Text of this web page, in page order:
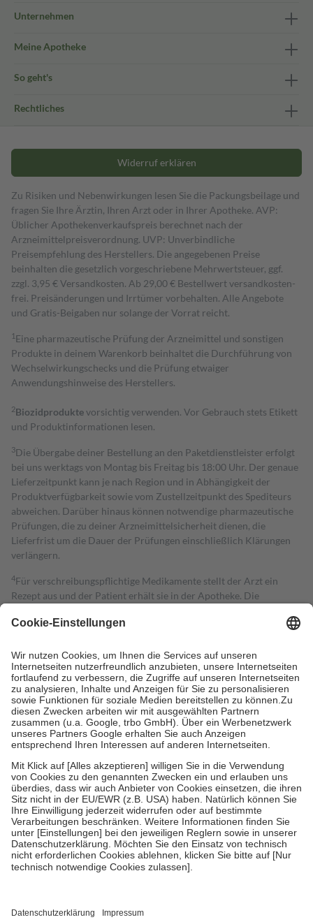
Unternehmen
Meine Apotheke
So geht's
Rechtliches
Widerruf erklären
Zu Risiken und Nebenwirkungen lesen Sie die Packungsbeilage und
fragen Sie Ihre Ärztin, Ihren Arzt oder in Ihrer Apotheke. AVP:
Üblicher Apothekenverkaufspreis berechnet nach der
Arzneimittelpreisverordnung. UVP: Unverbindliche
Preisempfehlung des Herstellers. Die angegebenen Preise
beinhalten die gesetzlich vorgeschriebene Mehrwertsteuer, ggf.
zzgl. 3,95 € Versandkosten. Ab 29,00 € Bestell­wert versand­kosten­
frei. Preisänderungen und Irrtümer vorbehalten. Alle Angebote
und Gratis-Beigaben nur solange der Vorrat reicht.
1 Eine pharmazeutische Prüfung der Arzneimittel und sonstigen
Produkte in deinem Warenkorb beinhaltet die Durchführung von
Wechselwirkungschecks und die Prüfung etwaiger
Anwendungshinweise des Herstellers.
2Biozidproduktevorsichtig verwenden. Vor Gebrauch stets Etikett
und Produktinformationen lesen.
3Die Übergabe deiner Bestellung an den Paketdienstleister erfolgt
bei uns werktags von Montag bis Freitag bis 18:00 Uhr. Der genaue
Lieferzeitpunkt kann je nach Region und in Abhängigkeit der
Produktverfügbarkeit sowie vom Zustellzeitpunkt des Spediteurs
abweichen. Darüber hinaus können notwendige pharmazeutische
Prüfungen, die zu deiner Arzneimittelsicherheit dienen, die
Lieferfrist um die Dauer der Prüfungen einschließlich Klärungen
verlängern.
4Für verschreibungspflichtige Medikamente stellt der Arzt ein
Rezept aus und der Patient erhält sie in der Apotheke. Die
Kosten dafür, der Versicherte trägt einen Teil davon als Zuzahlung
Grundsätzlich leisten Mitglieder Zuzahlungen in Höhe von zehn
Prozent des Abgabepreises,mindestensjedochfünf Euround
höchstens zehn Euro.Es sind jedoch nie mehr als die tatsächlichen
Kosten der Leistung zu entrichten.
Diese Regeln gelten grundsätzlich auch für Online-Apotheken.
Bei Heilmitteln und häuslicher Krankenpflege beträgt die
Zuzahlung zehn Prozent der Kosten sowie zehn Euro je
Um das Engagement der Versicherten für ihre eigene Gesundheit zu
stärken und die besondere Stellung der Familie zu unterstützen,
fallenkeine Zuzahlungen an bei:
• Kindern und Jugendlichen bis zum vollendeten 18. Lebensjahr
mit Ausnahme der Fahrkosten
• Untersuchungen zur Vorsorge und Früherkennung, die von der
GKV getragen werden
• empfohlenen Schutzimpfungen
Wir nutzen Trusted Shops als unabhängigen Dienstleister für die